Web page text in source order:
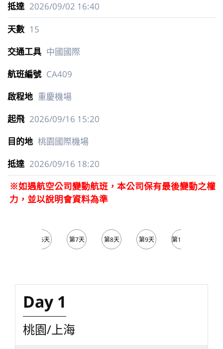
2026/09/02 16:40
15
中國國際
CA409
重慶機場
2026/09/16 15:20
桃園國際機場
2026/09/16 18:20
※如遇航空公司變動航班，本公司保有最後變動之權
力，並以說明會資料為準
第6天 第7天 第8天 第9天 第10天
Day 1
桃園/上海